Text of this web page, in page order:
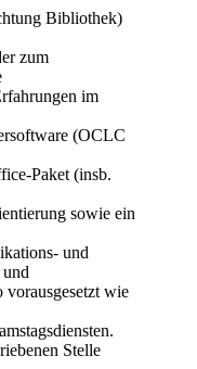
Bibliothek)
zum
im
(OCLC
Paket (insb.
sowie ein
und
vorausgesetzt wie
Stelle